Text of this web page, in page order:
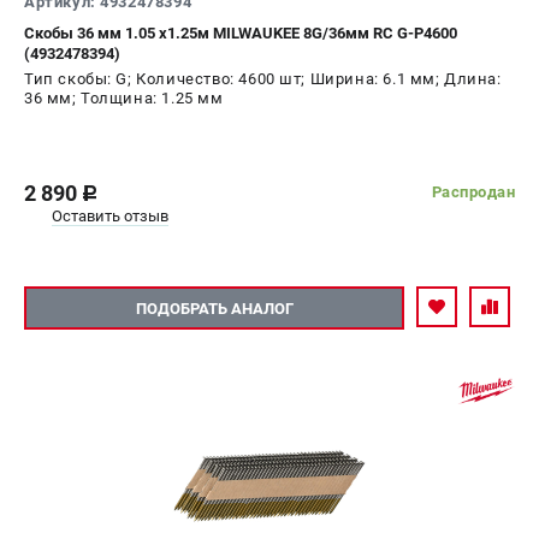
СЕРВИС
ИЗБРАННОЕ ( 0 )
СРАВНЕНИЕ ( 0 )
Сервисный центр
Гарантия Milwaukee
Скобы 36 мм 1.05 x1.25м MILWAUKEE 8G/36мм RC G-P4600
(4932478394)
Тип скобы: G; Количество: 4600 шт; Ширина: 6.1 мм; Длина:
36 мм; Толщина: 1.25 мм
2 890 c
Распродан
Оставить отзыв
ПОДОБРАТЬ АНАЛОГ